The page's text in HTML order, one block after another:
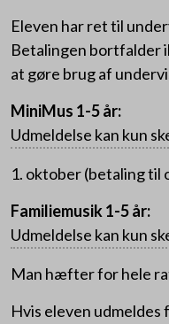
Eleven har ret til
Betalingen bortfalder
at gøre brug af
MiniMus 1-5 år:
Udmeldelse kan kun
1. oktober (betaling til
Familiemusik 1-5 år:
Udmeldelse kan kun
Man hæfter for hele
Hvis eleven udmeldes